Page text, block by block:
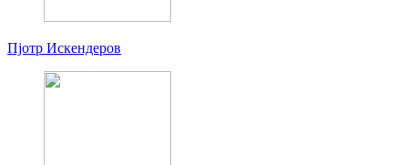
Пjoтр Искендеров